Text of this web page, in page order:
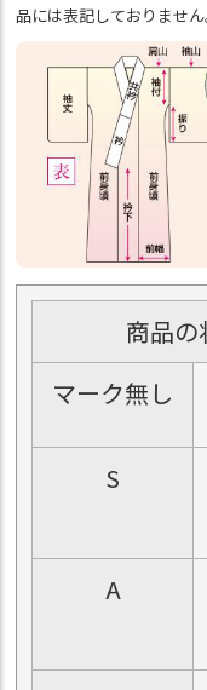
品には表記しておりませ
商品の
マーク無し
S
A